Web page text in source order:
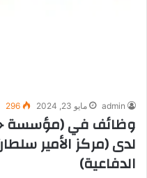
admin مايو 23, 2024 296
وظائف في (مؤسسة
لدى (مركز الأمير
الدفاعية)